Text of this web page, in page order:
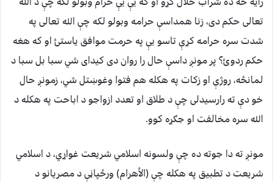
تعالی حکم دی، زنا همداسې حرامه وبولو لکه چې الله تعالی په
شدت سره حرامه کړې تاسو يې په حرمت موافق ياستئ او که هغه
حکم ردوئ؟ پر مونږ داسې حال را روان دی کيدای شي سبا بل سبا د
لمانځه، روژې او زکات په هکله هم فتوا وغوښتل شي، زمونږ حال
خو دې ته رارسيدلی چې د طلاق او تعدد ازواجو د اباحت په هکله د
الله سره مخالفت او جګړه کوو.
مونږ ته دا جوته ده چې ولسونه اسلامي شريعت غواړي، د اسلامي
شريعت د تطبيق په هکله چې (الأهرام) ورځپاڼې د مصريانو د